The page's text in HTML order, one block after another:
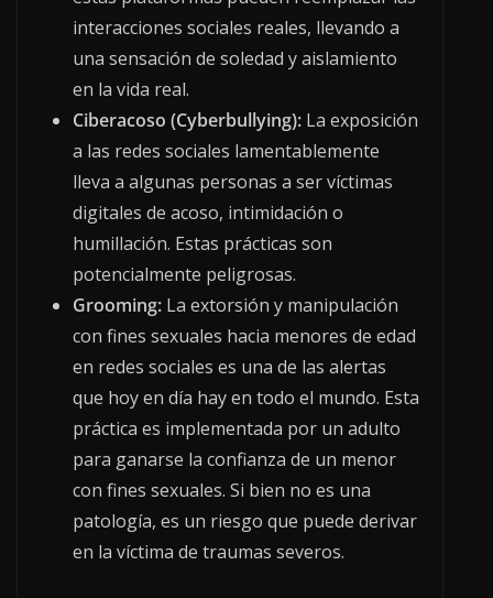
interacciones sociales reales, llevando a
una sensación de soledad y aislamiento
en la vida real.
Ciberacoso (Cyberbullying): La exposición
a las redes sociales lamentablemente
lleva a algunas personas a ser víctimas
digitales de acoso, intimidación o
humillación. Estas prácticas son
potencialmente peligrosas.
Grooming: La extorsión y manipulación
con fines sexuales hacia menores de edad
en redes sociales es una de las alertas
que hoy en día hay en todo el mundo. Esta
práctica es implementada por un adulto
para ganarse la confianza de un menor
con fines sexuales. Si bien no es una
patología, es un riesgo que puede derivar
en la víctima de traumas severos.